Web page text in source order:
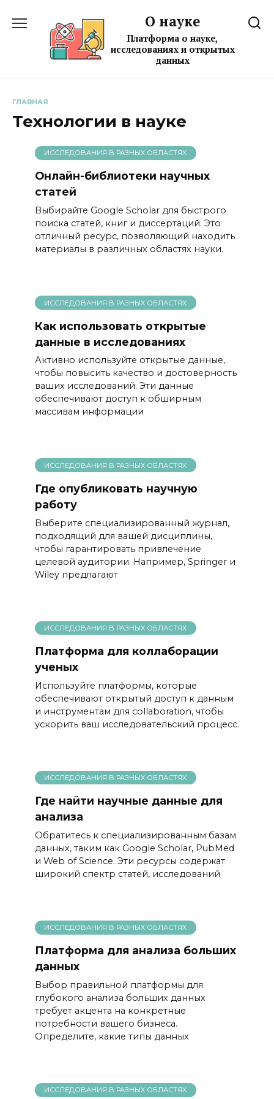
содержанию
О науке
Платформа о науке,
исследованиях и открытых
данных
ГЛАВНАЯ
Технологии в науке
ИССЛЕДОВАНИЯ В РАЗНЫХ ОБЛАСТЯХ
Онлайн-библиотеки научных
статей
Выбирайте Google Scholar для быстрого
поиска статей, книг и диссертаций. Это
отличный ресурс, позволяющий находить
материалы в различных областях науки.
ИССЛЕДОВАНИЯ В РАЗНЫХ ОБЛАСТЯХ
Как использовать открытые
данные в исследованиях
Активно используйте открытые данные,
чтобы повысить качество и достоверность
ваших исследований. Эти данные
обеспечивают доступ к обширным
массивам информации
ИССЛЕДОВАНИЯ В РАЗНЫХ ОБЛАСТЯХ
Где опубликовать научную
работу
Выберите специализированный журнал,
подходящий для вашей дисциплины,
чтобы гарантировать привлечение
целевой аудитории. Например, Springer и
Wiley предлагают
ИССЛЕДОВАНИЯ В РАЗНЫХ ОБЛАСТЯХ
Платформа для коллаборации
ученых
Используйте платформы, которые
обеспечивают открытый доступ к данным
и инструментам для collaboration, чтобы
ускорить ваш исследовательский процесс.
ИССЛЕДОВАНИЯ В РАЗНЫХ ОБЛАСТЯХ
Где найти научные данные для
анализа
Обратитесь к специализированным базам
данных, таким как Google Scholar, PubMed
и Web of Science. Эти ресурсы содержат
широкий спектр статей, исследований
ИССЛЕДОВАНИЯ В РАЗНЫХ ОБЛАСТЯХ
Платформа для анализа больших
данных
Выбор правильной платформы для
глубокого анализа больших данных
требует акцента на конкретные
потребности вашего бизнеса.
Определите, какие типы данных
ИССЛЕДОВАНИЯ В РАЗНЫХ ОБЛАСТЯХ